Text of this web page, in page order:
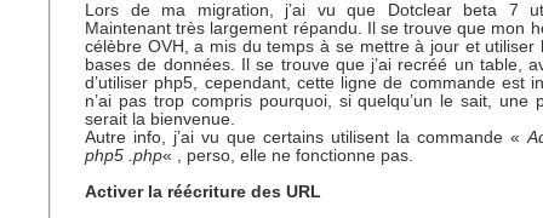
Lors de ma migration, j’ai vu que Dotclear beta 7
Maintenant très largement répandu. Il se trouve que mon
célèbre OVH, a mis du temps à se mettre à jour et utiliser
bases de données. Il se trouve que j’ai recréé un table,
d’utiliser php5, cependant, cette ligne de commande est
n’ai pas trop compris pourquoi, si quelqu’un le sait, une
serait la bienvenue.
Autre info, j’ai vu que certains utilisent la commande «
php5 .php« , perso, elle ne fonctionne pas.
Activer la réécriture des URL